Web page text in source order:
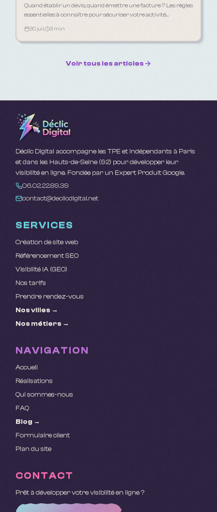
Quand établir un devis, quand émettre une facture ? Les règles
essentielles à connaître pour sécuriser votre activité
30 juil. 3 min
Voir tous les articles
Déclic Digital accompagne les TPE et indépendants à Paris
et dans les Hauts-de-Seine (92) pour développer leur
visibilité en ligne. Fondée par un Expert Produit Google.
06.02.22.89.39
contact@declicdigital.net
SERVICES
Création de site web
Référencement SEO
Visibilité IA (GEO)
Nos tarifs
Prendre rendez-vous
Nos villes →
Nos métiers →
NAVIGATION
Accueil
Réalisations
Qui sommes-nous
FAQ
Blog →
Formulaire client
Plan du site
CONTACT
Prêt à développer votre visibilité en ligne ?